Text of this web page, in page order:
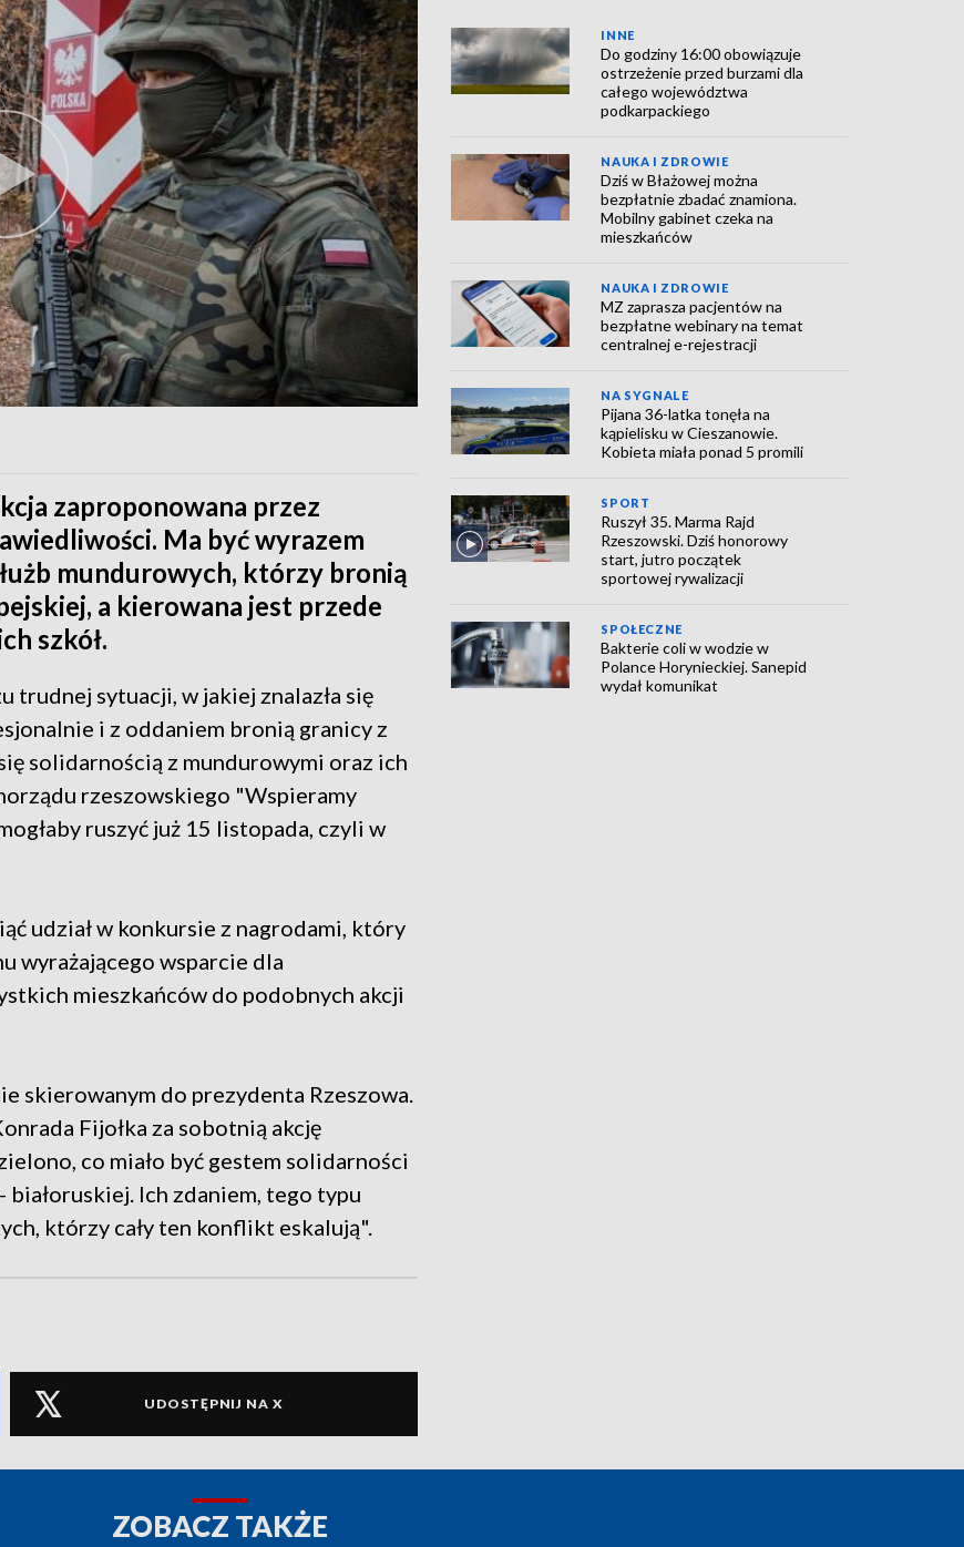
zaproponowana przez
Ma być wyrazem
mundurowych, którzy bronią
a kierowana jest przede
szkół.
trudnej sytuacji, w jakiej znalazła się
i z oddaniem bronią granicy z
solidarnością z mundurowymi oraz ich
rzeszowskiego "Wspieramy
ruszyć już 15 listopada, czyli w
udział w konkursie z nagrodami, który
wyrażającego wsparcie dla
mieszkańców do podobnych akcji
skierowanym do prezydenta Rzeszowa.
Fijołka za sobotnią akcję
co miało być gestem solidarności
Ich zdaniem, tego typu
którzy cały ten konflikt eskalują".
UDOSTĘPNIJ NA X
INNE
Do godziny 16:00 obowiązuje
ostrzeżenie przed burzami dla
całego województwa
podkarpackiego
NAUKA I ZDROWIE
Dziś w Błażowej można
bezpłatnie zbadać znamiona.
Mobilny gabinet czeka na
mieszkańców
NAUKA I ZDROWIE
MZ zaprasza pacjentów na
bezpłatne webinary na temat
centralnej e-rejestracji
NA SYGNALE
Pijana 36-latka tonęła na
kąpielisku w Cieszanowie.
Kobieta miała ponad 5 promili
SPORT
Ruszył 35. Marma Rajd
Rzeszowski. Dziś honorowy
start, jutro początek
sportowej rywalizacji
SPOŁECZNE
Bakterie coli w wodzie w
Polance Horynieckiej. Sanepid
wydał komunikat
ZOBACZ TAKŻE